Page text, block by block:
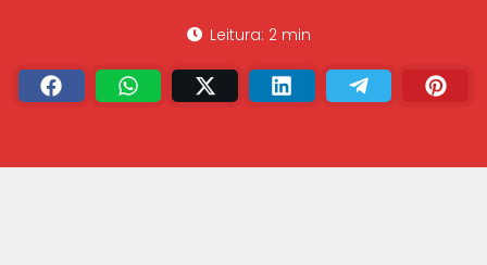
Leitura: 2 min